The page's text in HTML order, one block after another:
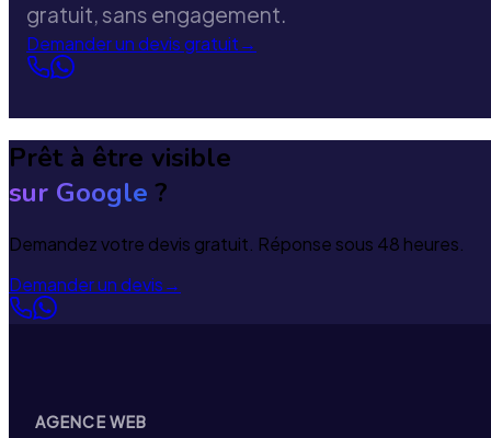
gratuit, sans engagement.
Demander un devis gratuit→
Prêt à être visible
sur Google ?
Demandez votre devis gratuit. Réponse sous 48 heures.
Demander un devis→
AGENCE WEB